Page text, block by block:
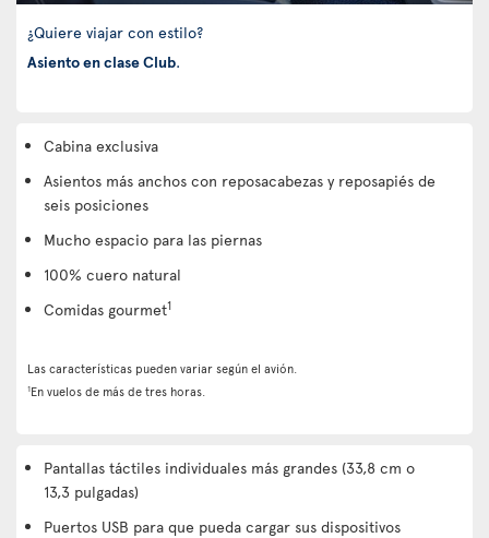
¿Quiere viajar con estilo?
Asiento en clase Club.
Cabina exclusiva
Asientos más anchos con reposacabezas y reposapiés de
seis posiciones
Mucho espacio para las piernas
100% cuero natural
Comidas gourmet1
Las características pueden variar según el avión.
1En vuelos de más de tres horas.
Pantallas táctiles individuales más grandes (33,8 cm o
13,3 pulgadas)
Puertos USB para que pueda cargar sus dispositivos